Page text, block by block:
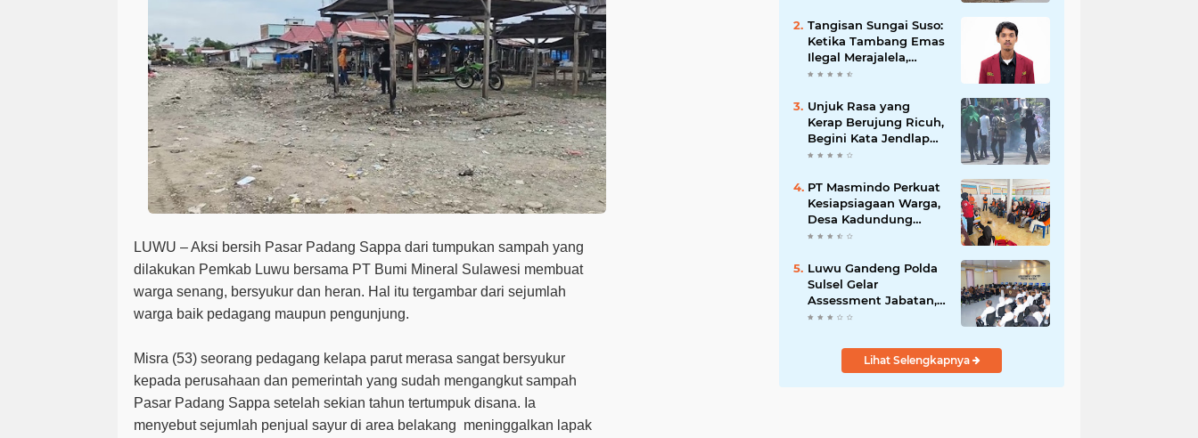
LUWU – Aksi bersih Pasar Padang Sappa dari tumpukan sampah yang
dilakukan Pemkab Luwu bersama PT Bumi Mineral Sulawesi membuat
warga senang, bersyukur dan heran. Hal itu tergambar dari sejumlah
warga baik pedagang maupun pengunjung.
Misra (53) seorang pedagang kelapa parut merasa sangat bersyukur
kepada perusahaan dan pemerintah yang sudah mengangkut sampah
Pasar Padang Sappa setelah sekian tahun tertumpuk disana. Ia
menyebutsejumlah penjual sayur di area belakang meninggalkan lapak
Tangisan Sungai Suso:
Ketika Tambang Emas
Ilegal Merajalela,
Negara Seolah
Unjuk Rasa yang
Kerap Berujung Ricuh,
Begini Kata Jendlap
API
PT Masmindo Perkuat
Kesiapsiagaan Warga,
Desa Kadundung
Resmi Menjadi Desa
Luwu Gandeng Polda
Sulsel Gelar
Assessment Jabatan,
Perkuat Penempatan
Kompetensi
Lihat Selengkapnya